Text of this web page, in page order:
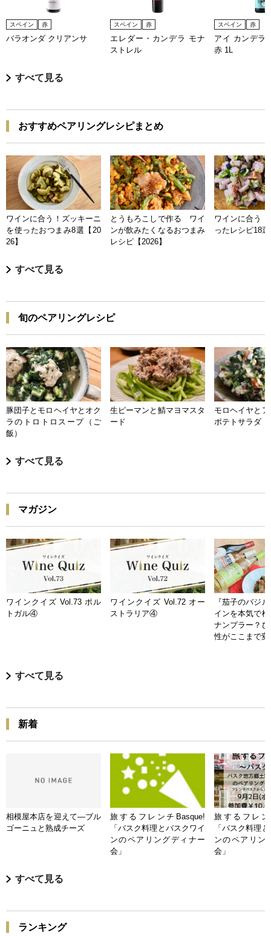
スペイン 赤
バラオンダ クリアンサ
スペイン 赤
エレダー・カンデラ モナ
ストレル
スペイン 赤
アイ カンデラ
赤 1L
すべて見る
おすすめペアリングレシピまとめ
ワインに合う！ズッキーニ
を使ったおつまみ8選【20
26】
とうもろこしで作る ワイ
ンが飲みたくなるおつまみ
レシピ【2026】
ワインに合う
ったレシピ18
すべて見る
旬のペアリングレシピ
豚団子とモロヘイヤとオク
ラのトロトロスープ（ご
飯）
生ピーマンと鯖マヨマスタ
ード
モロヘイヤと
ポテトサラダ
すべて見る
マガジン
ワインクイズ Vol.73 ポル
トガル④
ワインクイズ Vol.72 オー
ストラリア④
『茄子のバジ
インを本気で
ナンプラー？
性がここまで
すべて見る
新着
相模屋本店を迎えて―ブル
ゴーニュと熟成チーズ
旅するフレンチBasque!
「バスク料理とバスクワイ
ンのペアリングディナー
会」
旅するフレン
「バスク料理
ンのペアリン
会」
すべて見る
ランキング